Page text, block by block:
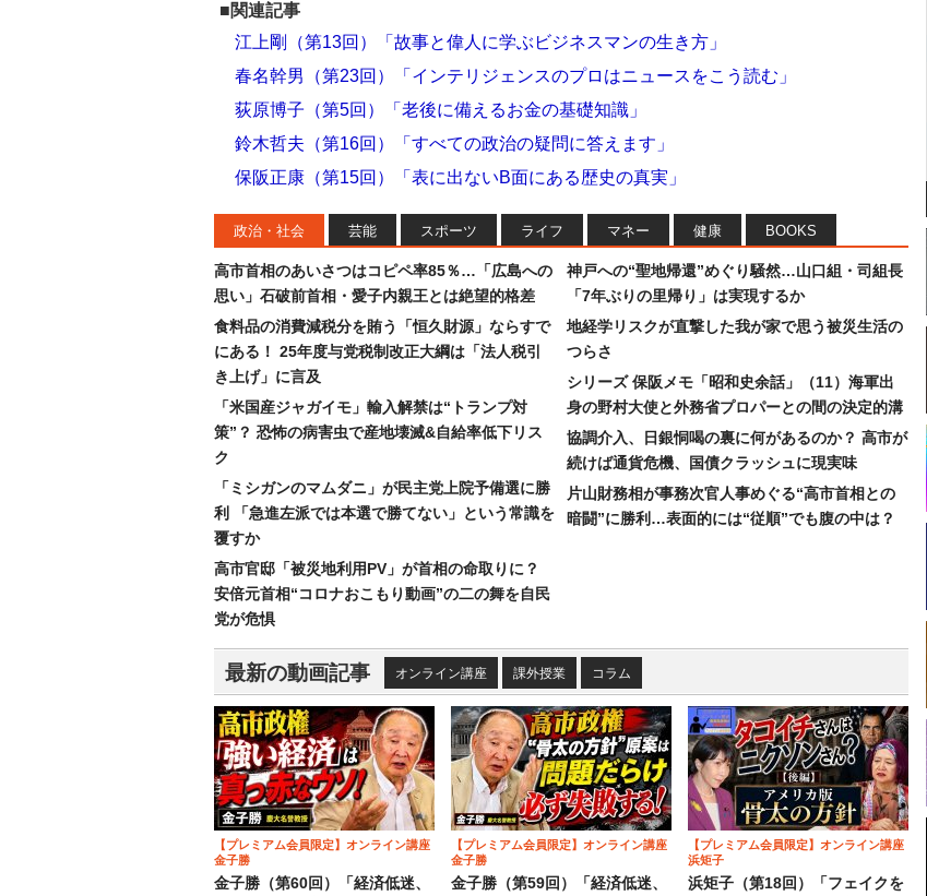
■関連記事
江上剛（第13回）「故事と偉人に学ぶビジネスマンの生き方」
春名幹男（第23回）「インテリジェンスのプロはニュースをこう読む」
荻原博子（第5回）「老後に備えるお金の基礎知識」
鈴木哲夫（第16回）「すべての政治の疑問に答えます」
保阪正康（第15回）「表に出ないB面にある歴史の真実」
政治・社会 芸能 スポーツ ライフ マネー 健康 BOOKS
高市首相のあいさつはコピペ率85％…「広島への
思い」石破前首相・愛子内親王とは絶望的格差
食料品の消費減税分を賄う「恒久財源」ならすで
にある！ 25年度与党税制改正大綱は「法人税引
き上げ」に言及
「米国産ジャガイモ」輸入解禁は“トランプ対
策”？ 恐怖の病害虫で産地壊滅&自給率低下リス
ク
「ミシガンのマムダニ」が民主党上院予備選に勝
利 「急進左派では本選で勝てない」という常識を
覆すか
高市官邸「被災地利用PV」が首相の命取りに？
安倍元首相“コロナおこもり動画”の二の舞を自民
党が危惧
神戸への“聖地帰還”めぐり騒然…山口組・司組長
「7年ぶりの里帰り」は実現するか
地経学リスクが直撃した我が家で思う被災生活の
つらさ
シリーズ 保阪メモ「昭和史余話」（11）海軍出
身の野村大使と外務省プロパーとの間の決定的溝
協調介入、日銀恫喝の裏に何があるのか？ 高市が
続けば通貨危機、国債クラッシュに現実味
片山財務相が事務次官人事めぐる“高市首相との
暗闘”に勝利…表面的には“従順”でも腹の中は？
最新の動画記事 オンライン講座 課外授業 コラム
【プレミアム会員限定】オンライン講座
金子勝
金子勝（第60回）「経済低迷、
【プレミアム会員限定】オンライン講座
金子勝
金子勝（第59回）「経済低迷、
【プレミアム会員限定】オンライン講座
浜矩子
浜矩子（第18回）「フェイクを